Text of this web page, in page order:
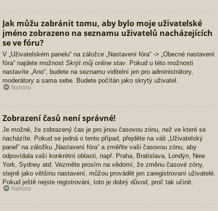
Jak můžu zabránit tomu, aby bylo moje uživatelské
jméno zobrazeno na seznamu uživatelů nacházejících
se ve fóru?
V „Uživatelském panelu“ na záložce „Nastavení fóra“ -> „Obecné nastavení
fóra“ najdete možnost Skrýt můj online stav. Pokud u této možnosti
nastavíte „Ano“, budete na seznamu viditelní jen pro administrátory,
moderátory a sama sebe. Budete počítán jako skrytý uživatel.
Nahoru
Zobrazení časů není správné!
Je možné, že zobrazený čas je pro jinou časovou zónu, než ve které se
nacházíte. Pokud se jedná o tento případ, přejděte na váš „Uživatelský
panel“ na záložku „Nastavení fóra“ a změňte vaši časovou zónu, aby
odpovídala vaší konkrétní oblasti, např. Praha, Bratislava, Londýn, New
York, Sydney atd. Vezměte prosím na vědomí, že změnu časové zóny,
stejně jako většinu nastavení, můžou provádět jen zaregistrovaní uživatelé.
Pokud ještě nejste registrováni, toto je dobrý důvod, proč tak učinit.
Nahoru